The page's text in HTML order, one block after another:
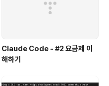
Claude Code - #2 요금제 이
해하기